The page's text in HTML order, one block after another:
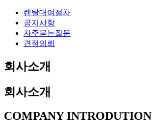
렌탈대여절차
공지사항
자주묻는질문
견적의뢰
회사소개
회사소개
COMPANYINTRODUTION